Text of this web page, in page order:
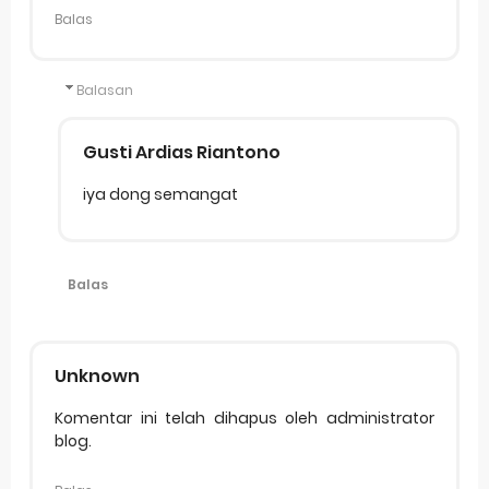
Balas
Balasan
Gusti Ardias Riantono
iya dong semangat
Balas
Unknown
Komentar ini telah dihapus oleh administrator
blog.